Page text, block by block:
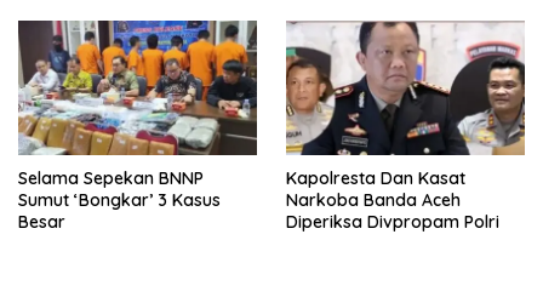
Selama Sepekan BNNP
Sumut ‘Bongkar’ 3 Kasus
Besar
Kapolresta Dan Kasat
Narkoba Banda Aceh
Diperiksa Divpropam Polri